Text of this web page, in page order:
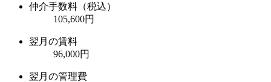
仲介手数料（税込）
105,600円
翌月の賃料
96,000円
翌月の管理費